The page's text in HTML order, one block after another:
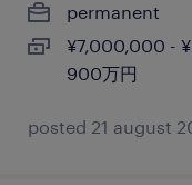
permanent
¥7,000,000 -
900万円
posted 21 august